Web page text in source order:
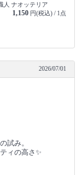
人 ナオッテリア
1,150 円(税込) / 1点
2026/07/01
試み。
ィの高さ✨